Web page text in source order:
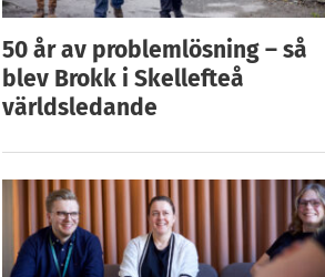
50 år av problemlösning – så
blev Brokk i Skellefteå
världsledande